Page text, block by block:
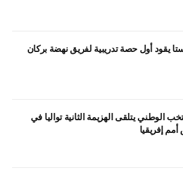
يقود أول حصة تدريبية لفريق نهضة بركان
الوطني يتلقى الهزيمة الثانية تواليا في
إفريقيا